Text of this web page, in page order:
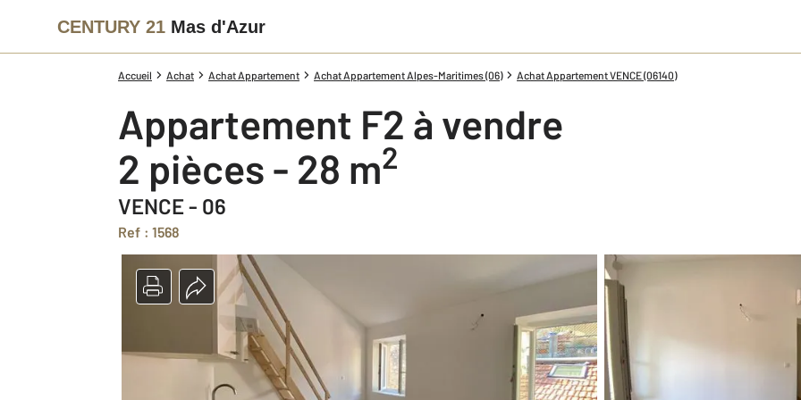
CENTURY 21 Mas d'Azur
Accueil Achat Achat Appartement Achat Appartement Alpes-Maritimes (06) Achat Appartement VENCE (06140)
Appartement F2 à vendre
2 pièces - 28 m2
VENCE - 06
Ref : 1568